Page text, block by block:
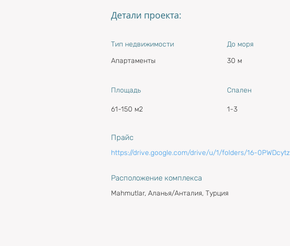
Детали проекта:
Тип недвижимости
Апартаменты
Площадь
61-150 м2
До моря
30 м
Спален
1-3
Прайс
https://drive.google.com/drive/u/1/folders/16-
Расположение комплекса
Mahmutlar, Аланья/Анталия, Турция